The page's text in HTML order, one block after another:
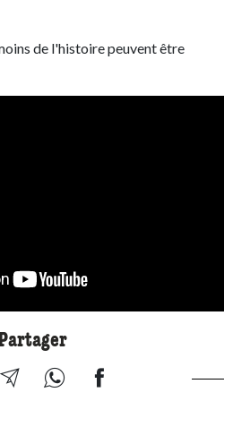
de l'histoire peuvent être